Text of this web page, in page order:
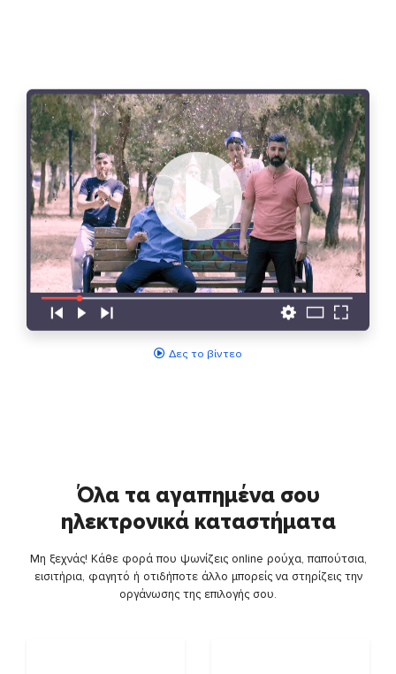
Δες το βίντεο
Όλα τα αγαπημένα σου
ηλεκτρονικά καταστήματα
Μη ξεχνάς! Κάθε φορά που ψωνίζεις online ρούχα, παπούτσια,
εισιτήρια, φαγητό ή οτιδήποτε άλλο μπορείς να στηρίζεις την
οργάνωσης της επιλογής σου.